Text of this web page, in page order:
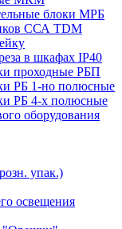
блоки МРБ
ССА TDM
в шкафах IP40
проходные РБП
РБ 1-но полюсные
РБ 4-х полюсные
оборудования
упак.)
освещения